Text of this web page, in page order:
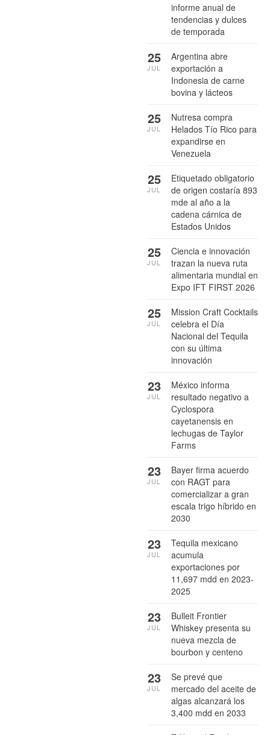
informe anual de
tendencias y dulces
de temporada
Argentina abre
exportación a
Indonesia de carne
bovina y lácteos
25
JUL
Nutresa compra
Helados Tío Rico para
expandirse en
Venezuela
25
JUL
Etiquetado obligatorio
de origen costaría 893
mde al año a la
cadena cárnica de
Estados Unidos
25
JUL
Ciencia e innovación
trazan la nueva ruta
alimentaria mundial en
Expo IFT FIRST 2026
25
JUL
Mission Craft Cocktails
celebra el Día
Nacional del Tequila
con su última
innovación
25
JUL
México informa
resultado negativo a
Cyclospora
cayetanensis en
lechugas de Taylor
Farms
23
JUL
Bayer firma acuerdo
con RAGT para
comercializar a gran
escala trigo híbrido en
2030
23
JUL
Tequila mexicano
acumula
exportaciones por
11,697 mdd en 2023-
2025
23
JUL
Bulleit Frontier
Whiskey presenta su
nueva mezcla de
bourbon y centeno
23
JUL
Se prevé que
mercado del aceite de
algas alcanzará los
3,400 mdd en 2033
23
JUL